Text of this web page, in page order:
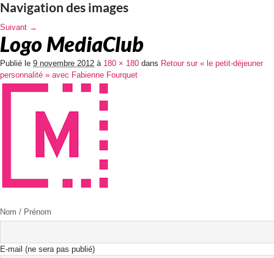
Navigation des images
Suivant →
Logo MediaClub
Publié le 9 novembre 2012 à 180 × 180 dans Retour sur « le petit-déjeuner
personnalité » avec Fabienne Fourquet
Nom / Prénom
E-mail (ne sera pas publié)